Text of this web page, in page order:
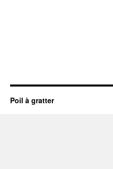
Poil à gratter